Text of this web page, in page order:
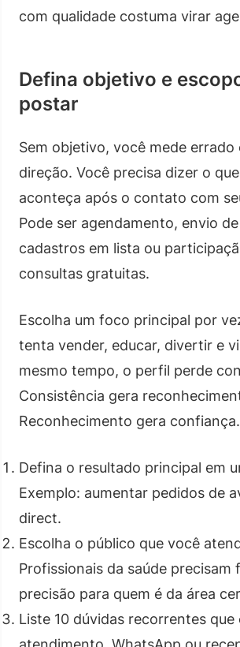
com qualidade costuma virar
Defina objetivo e
postar
Sem objetivo, você mede errado
direção. Você precisa dizer o
aconteça após o contato com
Pode ser agendamento, envio
cadastros em lista ou
consultas gratuitas.
Escolha um foco principal por
tenta vender, educar, divertir e
mesmo tempo, o perfil perde
Consistência gera
Reconhecimento gera confiança.
Defina o resultado principal em
Exemplo: aumentar pedidos de
direct.
Escolha o público que você
Profissionais da saúde precisam
precisão para quem é da área
Liste 10 dúvidas recorrentes